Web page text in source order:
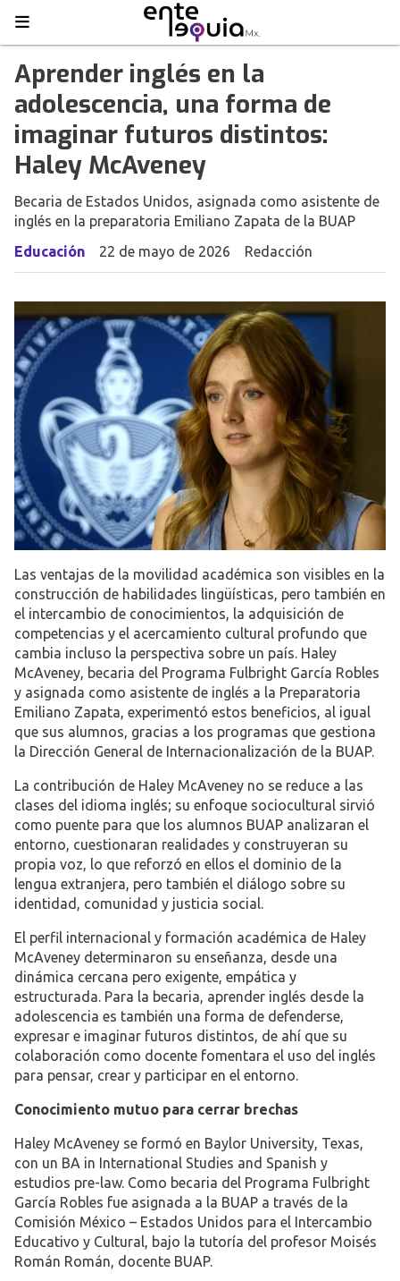
Aprender inglés en la
adolescencia, una forma de
imaginar futuros distintos:
Haley McAveney
Becaria de Estados Unidos, asignada como asistente de
inglés en la preparatoria Emiliano Zapata de la BUAP
Educación
22 de mayo de 2026 Redacción
Las ventajas de la movilidad académica son visibles en la
construcción de habilidades lingüísticas, pero también en
el intercambio de conocimientos, la adquisición de
competencias y el acercamiento cultural profundo que
cambia incluso la perspectiva sobre un país. Haley
McAveney, becaria del Programa Fulbright García Robles
y asignada como asistente de inglés a la Preparatoria
Emiliano Zapata, experimentó estos beneficios, al igual
que sus alumnos, gracias a los programas que gestiona
la Dirección General de Internacionalización de la BUAP.
La contribución de Haley McAveney no se reduce a las
clases del idioma inglés; su enfoque sociocultural sirvió
como puente para que los alumnos BUAP analizaran el
entorno, cuestionaran realidades y construyeran su
propia voz, lo que reforzó en ellos el dominio de la
lengua extranjera, pero también el diálogo sobre su
identidad, comunidad y justicia social.
El perfil internacional y formación académica de Haley
McAveney determinaron su enseñanza, desde una
dinámica cercana pero exigente, empática y
estructurada. Para la becaria, aprender inglés desde la
adolescencia es también una forma de defenderse,
expresar e imaginar futuros distintos, de ahí que su
colaboración como docente fomentara el uso del inglés
para pensar, crear y participar en el entorno.
Conocimiento mutuo para cerrar brechas
Haley McAveney se formó en Baylor University, Texas,
con un BA in International Studies and Spanish y
estudios pre-law. Como becaria del Programa Fulbright
García Robles fue asignada a la BUAP a través de la
Comisión México – Estados Unidos para el Intercambio
Educativo y Cultural, bajo la tutoría del profesor Moisés
Román Román, docente BUAP.